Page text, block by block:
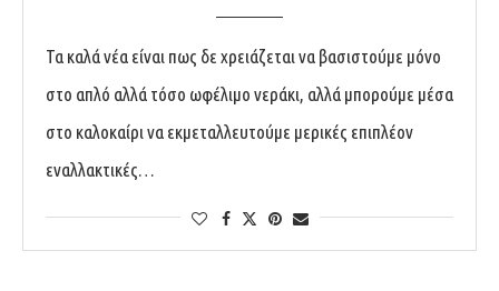
Τα καλά νέα είναι πως δε χρειάζεται να βασιστούμε μόνο
στο απλό αλλά τόσο ωφέλιμο νεράκι, αλλά μπορούμε μέσα
στο καλοκαίρι να εκμεταλλευτούμε μερικές επιπλέον
εναλλακτικές…